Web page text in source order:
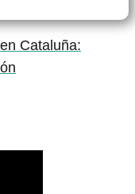
Cataluña: